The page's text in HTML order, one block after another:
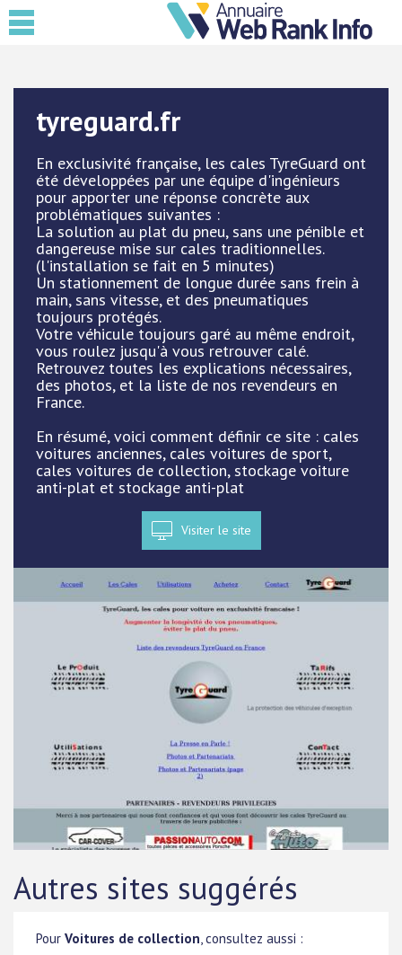
tyreguard.fr
En exclusivité française, les cales TyreGuard ont
été développées par une équipe d'ingénieurs
pour apporter une réponse concrète aux
problématiques suivantes :
La solution au plat du pneu, sans une pénible et
dangereuse mise sur cales traditionnelles.
(l'installation se fait en 5 minutes)
Un stationnement de longue durée sans frein à
main, sans vitesse, et des pneumatiques
toujours protégés.
Votre véhicule toujours garé au même endroit,
vous roulez jusqu'à vous retrouver calé.
Retrouvez toutes les explications nécessaires,
des photos, et la liste de nos revendeurs en
France.
En résumé, voici comment définir ce site : cales
voitures anciennes, cales voitures de sport,
cales voitures de collection, stockage voiture
anti-plat et stockage anti-plat
Visiter le site
Autres sites suggérés
Pour Voitures de collection, consultez aussi :